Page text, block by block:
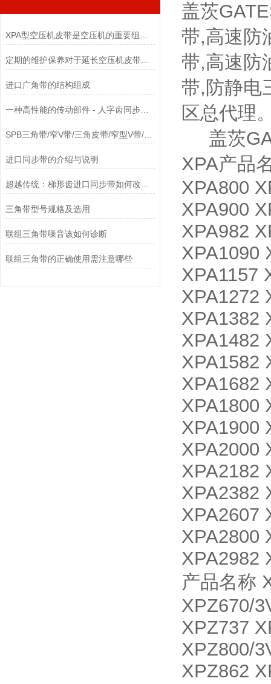
进口广角带的结构组成
一种高性能的传动部件 - 人字齿同步带使用全攻略
SPB三角带/窄V带/三角皮带/窄型V带/窄型三角带
进口同步带的介绍与说明
三角带型号规格及选用
联组三角带噪音该如何诊断
联组三角带的正确使用需注意哪些
盖茨
带,高速防
带,高速防
带,防静电
区总代理
盖茨
XPA产品
XPA800
XPA900
XPA982
XPA1090
XPA1157
XPA1272
XPA1382
XPA1482
XPA1582
XPA1682
XPA1800
XPA1900
XPA2000
XPA2182
XPA2382
XPA2607
XPA2800
XPA2982
产品名称
XPZ670/
XPZ737
XPZ800/
XPZ862